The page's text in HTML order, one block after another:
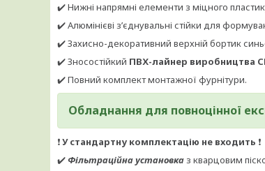
✔️ Нижні напрямні елементи з міцного
✔️ Алюмінієві з’єднувальні стійки для
✔️ Захисно-декоративний верхній бортик
✔️ Зносостійкий ПВХ-лайнер виробництва
✔️ Повний комплект монтажної фурнітури.
Обладнання для повноцінної
❗У стандартну комплектацію не входить ❗
✔️Фільтраційна установказ кварцовим